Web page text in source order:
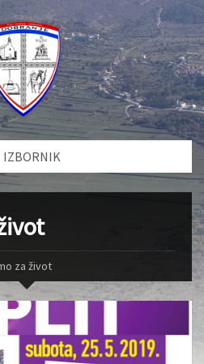
IZBORNIK
za život